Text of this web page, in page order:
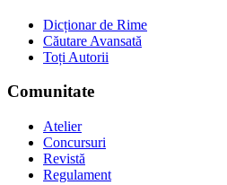
Dicționar de Rime
Căutare Avansată
Toți Autorii
Comunitate
Atelier
Concursuri
Revistă
Regulament